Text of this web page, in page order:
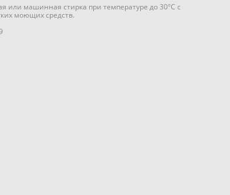
или машинная стирка при температуре до 30°C с
моющих средств.